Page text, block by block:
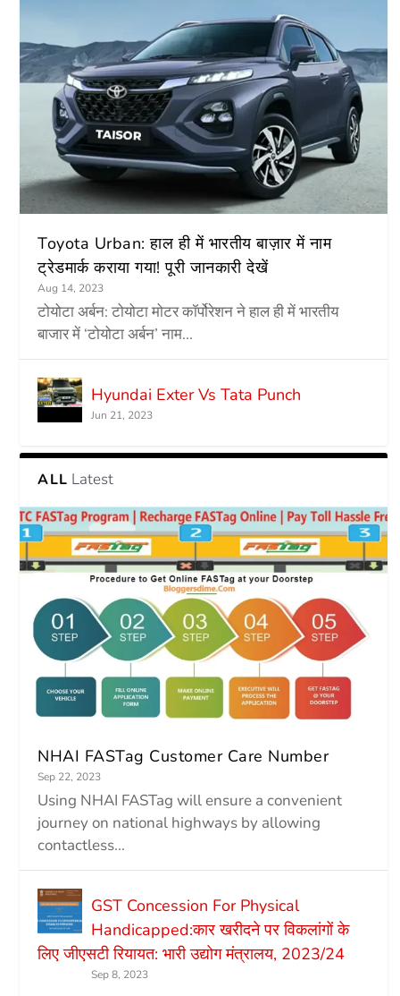
Toyota Urban: हाल ही में भारतीय बाज़ार में नाम
ट्रेडमार्क कराया गया! पूरी जानकारी देखें
Aug 14, 2023
टोयोटा अर्बन: टोयोटा मोटर कॉर्पोरेशन ने हाल ही में भारतीय
बाजार में ‘टोयोटा अर्बन’ नाम...
Hyundai Exter Vs Tata Punch
Jun 21, 2023
ALL Latest
NHAI FASTag Customer Care Number
Sep 22, 2023
Using NHAI FASTag will ensure a convenient
journey on national highways by allowing
contactless...
GST Concession For Physical
Handicapped:कार खरीदने पर विकलांगों के
लिए जीएसटी रियायत: भारी उद्योग मंत्रालय, 2023/24
Sep 8, 2023